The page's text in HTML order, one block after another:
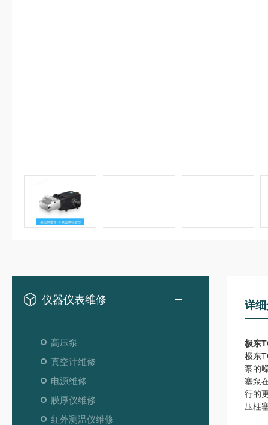
仪器仪表维修
高压泵
真空计维修
电源维修
膜厚仪维修
红外测温仪维修
详
极东
极东
泵的
塞泵
行的
压柱